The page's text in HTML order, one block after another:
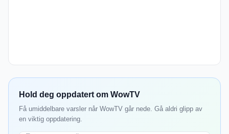
Hold deg oppdatert om WowTV
Få umiddelbare varsler når WowTV går nede. Gå aldri glipp av
en viktig oppdatering.